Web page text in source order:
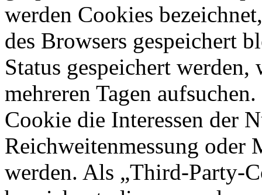
werden Cookies
des Browsers gespeichert
Status gespeichert
mehreren Tagen
Cookie die Interessen der
Reichweitenmessung oder
werden. Als „Third-Party-